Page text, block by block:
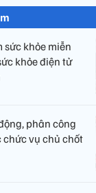
sức khỏe miễn
khỏe điện tử
phân công
chức vụ chủ chốt